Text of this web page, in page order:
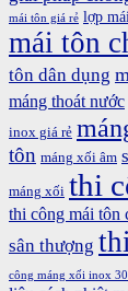
mái tôn giá rẻ lợp
mái tôn
tôn dân dụng
máng thoát nước
inox giá rẻ
tôn máng xối âm
máng xối thi
thi công mái tôn
sân thượng
công máng xối inox